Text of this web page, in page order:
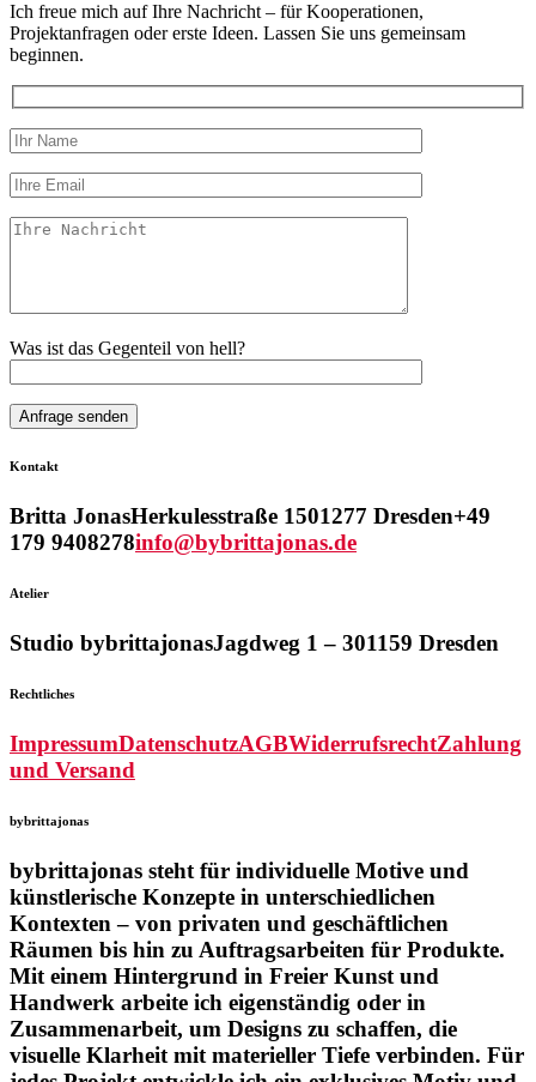
Ich freue mich auf Ihre Nachricht – für Kooperationen,
Projektanfragen oder erste Ideen. Lassen Sie uns gemeinsam
beginnen.
Was ist das Gegenteil von hell?
Kontakt
Britta JonasHerkulesstraße 1501277 Dresden+49
179 9408278info@bybrittajonas.de
Atelier
Studio bybrittajonasJagdweg 1 – 301159 Dresden
Rechtliches
ImpressumDatenschutzAGBWiderrufsrechtZahlung
und Versand
bybrittajonas
bybrittajonas steht für individuelle Motive und
künstlerische Konzepte in unterschiedlichen
Kontexten – von privaten und geschäftlichen
Räumen bis hin zu Auftragsarbeiten für Produkte.
Mit einem Hintergrund in Freier Kunst und
Handwerk arbeite ich eigenständig oder in
Zusammenarbeit, um Designs zu schaffen, die
visuelle Klarheit mit materieller Tiefe verbinden. Für